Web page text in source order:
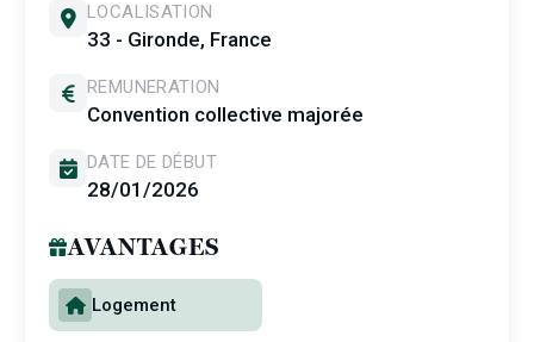
LOCALISATION
33 - Gironde, France
REMUNERATION
Convention collective majorée
DATE DE DÉBUT
28/01/2026
AVANTAGES
Logement